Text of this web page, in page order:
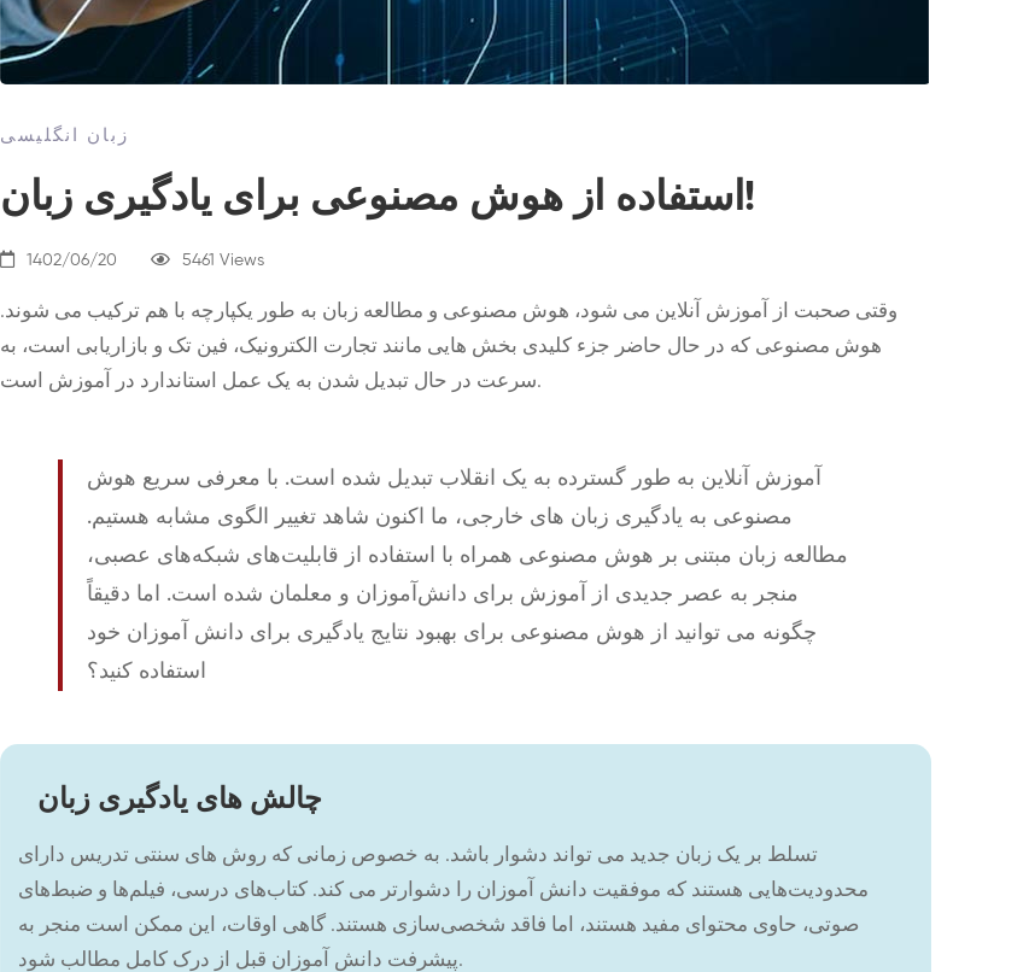
زبان انگلیسی
استفاده از هوش مصنوعی برای یادگیری زبان!
1402/06/20 5461 Views
وقتی صحبت از آموزش آنلاین می شود، هوش مصنوعی و مطالعه زبان به طور یکپارچه با هم ترکیب می شوند.
هوش مصنوعی که در حال حاضر جزء کلیدی بخش هایی مانند تجارت الکترونیک، فین تک و بازاریابی است، به
سرعت در حال تبدیل شدن به یک عمل استاندارد در آموزش است.
آموزش آنلاین به طور گسترده به یک انقلاب تبدیل شده است. با معرفی سریع هوش
مصنوعی به یادگیری زبان های خارجی، ما اکنون شاهد تغییر الگوی مشابه هستیم.
مطالعه زبان مبتنی بر هوش مصنوعی همراه با استفاده از قابلیت‌های شبکه‌های عصبی،
منجر به عصر جدیدی از آموزش برای دانش‌آموزان و معلمان شده است. اما دقیقاً
چگونه می توانید از هوش مصنوعی برای بهبود نتایج یادگیری برای دانش آموزان خود
استفاده کنید؟
چالش های یادگیری زبان
تسلط بر یک زبان جدید می تواند دشوار باشد. به خصوص زمانی که روش های سنتی تدریس دارای
محدودیت‌هایی هستند که موفقیت دانش آموزان را دشوارتر می کند. کتاب‌های درسی، فیلم‌ها و ضبط‌های
صوتی، حاوی محتوای مفید هستند، اما فاقد شخصی‌سازی هستند. گاهی اوقات، این ممکن است منجر به
پیشرفت دانش آموزان قبل از درک کامل مطالب شود.